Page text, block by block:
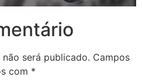
será publicado. Campos
com *